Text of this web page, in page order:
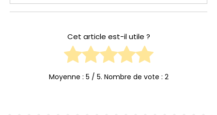
Cet article est-il utile ?
Moyenne : 5 / 5. Nombre de vote : 2